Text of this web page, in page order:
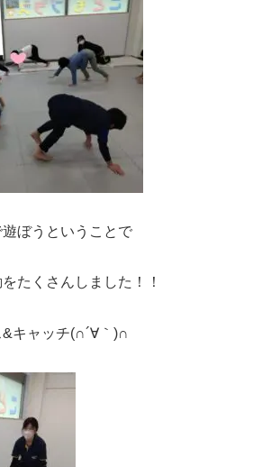
ぼうということで
たくさんしました！！
キャッチ(∩´∀｀)∩